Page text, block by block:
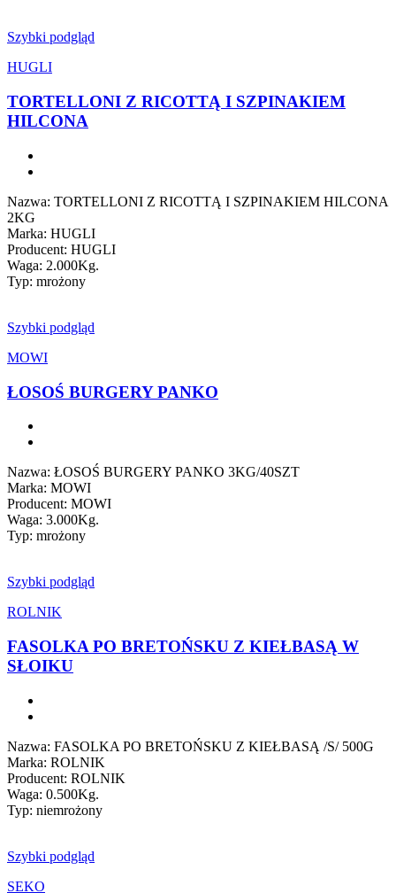
Szybki podgląd
HUGLI
TORTELLONI Z RICOTTĄ I SZPINAKIEM
HILCONA
Nazwa: TORTELLONI Z RICOTTĄ I SZPINAKIEM HILCONA
2KG
Marka: HUGLI
Producent: HUGLI
Waga: 2.000Kg.
Typ: mrożony
Szybki podgląd
MOWI
ŁOSOŚ BURGERY PANKO
Nazwa: ŁOSOŚ BURGERY PANKO 3KG/40SZT
Marka: MOWI
Producent: MOWI
Waga: 3.000Kg.
Typ: mrożony
Szybki podgląd
ROLNIK
FASOLKA PO BRETOŃSKU Z KIEŁBASĄ W
SŁOIKU
Nazwa: FASOLKA PO BRETOŃSKU Z KIEŁBASĄ /S/ 500G
Marka: ROLNIK
Producent: ROLNIK
Waga: 0.500Kg.
Typ: niemrożony
Szybki podgląd
SEKO